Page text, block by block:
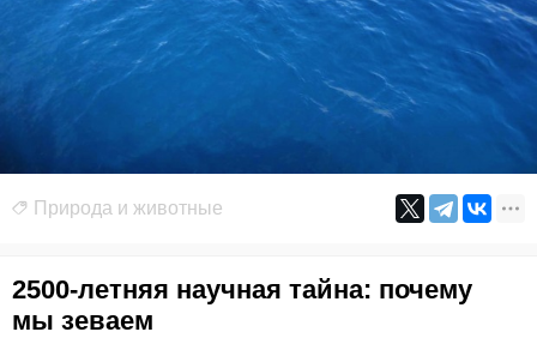
Природа и животные
2500-летняя научная тайна: почему
мы зеваем